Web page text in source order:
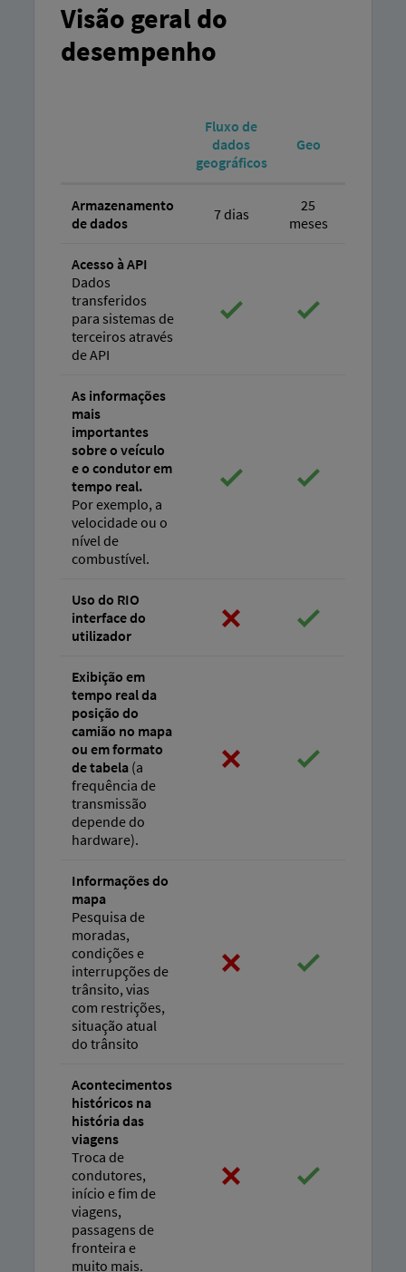
Visão geral do
desempenho
Fluxo de
dados
geográficos
Geo
Armazenamento
de dados
7 dias
25
meses
Acesso à API
Dados
transferidos
para sistemas de
terceiros através
de API
As informações
mais
importantes
sobre o veículo
e o condutor em
tempo real.
Por exemplo, a
velocidade ou o
nível de
combustível.
Uso do RIO
interface do
utilizador
Exibição em
tempo real da
posição do
camião no mapa
ou em formato
de tabela(a
frequência de
transmissão
depende do
hardware).
Informações do
mapa
Pesquisa de
moradas,
condições e
interrupções de
trânsito, vias
com restrições,
situação atual
do trânsito
Acontecimentos
históricos na
história das
viagens
Troca de
condutores,
início e fim de
viagens,
passagens de
fronteira e
muito mais.